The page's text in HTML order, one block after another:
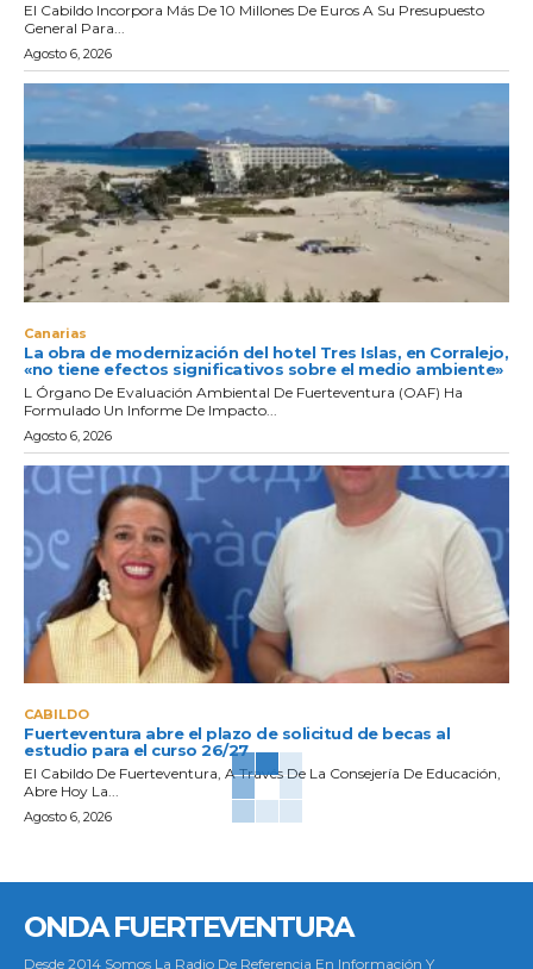
El Cabildo Incorpora Más De 10 Millones De Euros A Su Presupuesto
General Para...
Agosto 6, 2026
Canarias
La obra de modernización del hotel Tres Islas, en Corralejo,
«no tiene efectos significativos sobre el medio ambiente»
L Órgano De Evaluación Ambiental De Fuerteventura (OAF) Ha
Formulado Un Informe De Impacto...
Agosto 6, 2026
CABILDO
Fuerteventura abre el plazo de solicitud de becas al
estudio para el curso 26/27
El Cabildo De Fuerteventura, A Través De La Consejería De Educación,
Abre Hoy La...
Agosto 6, 2026
ONDA FUERTEVENTURA
Desde 2014 Somos La Radio De Referencia En Información Y